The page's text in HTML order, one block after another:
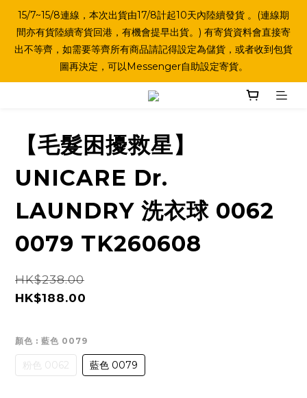
15/7~15/8連線，本次出貨由17/8計起10天內陸續發貨 。(連線期
間亦有貨陸續寄貨回港，有機會提早出貨。) 有寄貨資料會直接寄
出不等齊，如需要等齊所有商品請記得設定為儲貨，或者收到包貨
圖再決定，可以Messenger自助設定寄貨。
【毛髮困擾救星】
UNICARE Dr.
LAUNDRY 洗衣球 0062
0079 TK260608
HK$238.00
HK$188.00
顏色 : 藍色 0079
粉色 0062 藍色 0079